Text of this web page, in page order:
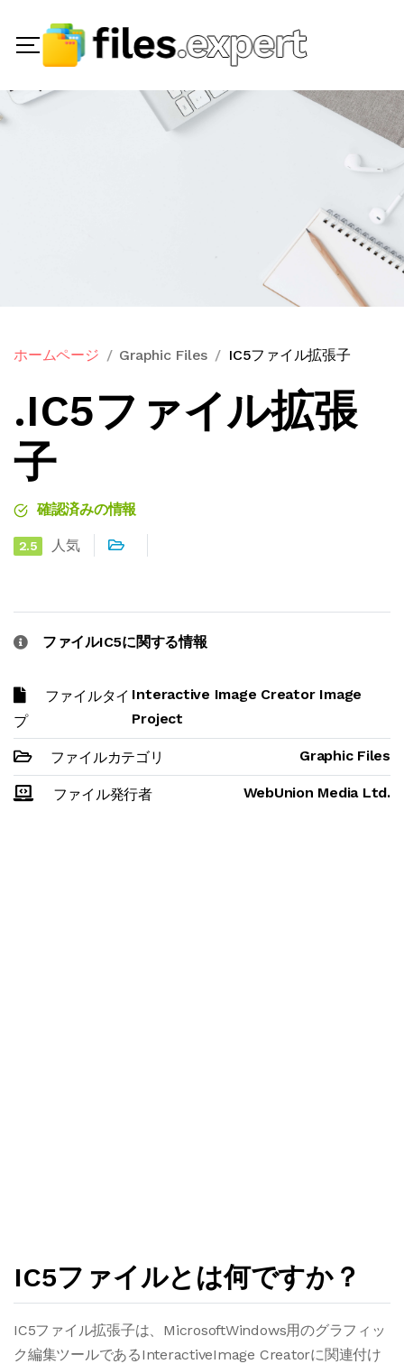
ホームページ Graphic Files IC5ファイル拡張子
.IC5ファイル拡張
子
確認済みの情報
2.5 人気
ファイルIC5に関する情報
ファイルタイ
プ
Interactive Image Creator Image
Project
ファイルカテゴリ Graphic Files
ファイル発行者 WebUnion Media Ltd.
IC5ファイルとは何ですか？
IC5ファイル拡張子は、MicrosoftWindows用のグラフィッ
ク編集ツールであるInteractiveImage Creatorに関連付け